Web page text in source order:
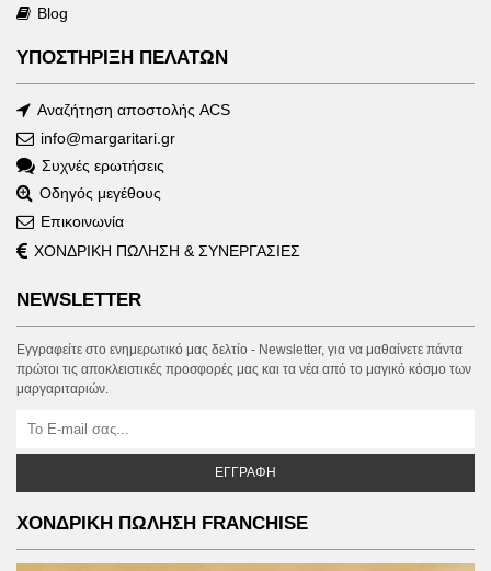
Blog
ΥΠΟΣΤΗΡΙΞΗ ΠΕΛΑΤΩΝ
Αναζήτηση αποστολής ACS
info@margaritari.gr
Συχνές ερωτήσεις
Οδηγός μεγέθους
Επικοινωνία
ΧΟΝΔΡΙΚΗ ΠΩΛΗΣΗ & ΣΥΝΕΡΓΑΣΙΕΣ
NEWSLETTER
Εγγραφείτε στο ενημερωτικό μας δελτίο - Newsletter, για να μαθαίνετε πάντα
πρώτοι τις αποκλειστικές προσφορές μας και τα νέα από το μαγικό κόσμο των
μαργαριταριών.
ΕΓΓΡΑΦΉ
ΧΟΝΔΡΙΚΗ ΠΩΛΗΣΗ FRANCHISE